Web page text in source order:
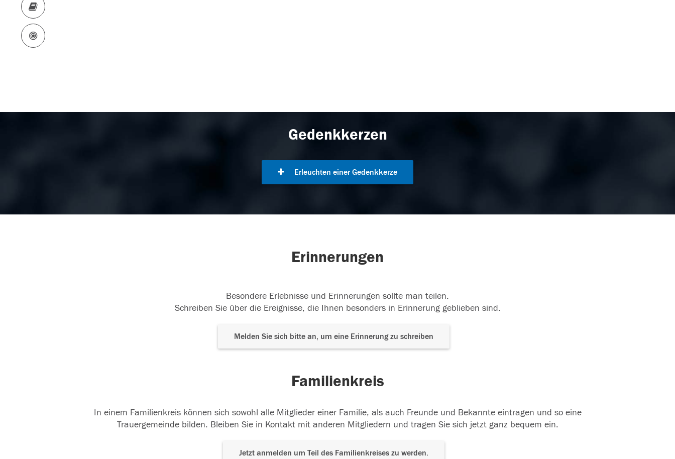
Gedenkkerzen
Erleuchten einer Gedenkkerze
Erinnerungen
Besondere Erlebnisse und Erinnerungen sollte man teilen.
Schreiben Sie über die Ereignisse, die Ihnen besonders in Erinnerung geblieben sind.
Melden Sie sich bitte an, um eine Erinnerung zu schreiben
Familienkreis
In einem Familienkreis können sich sowohl alle Mitglieder einer Familie, als auch Freunde und Bekannte eintragen und so eine
Trauergemeinde bilden. Bleiben Sie in Kontakt mit anderen Mitgliedern und tragen Sie sich jetzt ganz bequem ein.
Jetzt anmelden um Teil des Familienkreises zu werden.